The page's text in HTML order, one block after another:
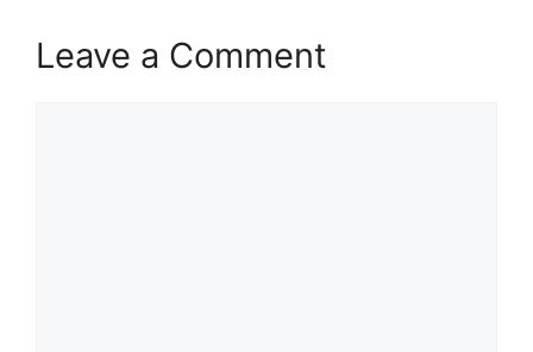
Leave a Comment